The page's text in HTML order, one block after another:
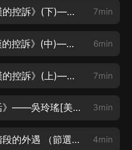
218 《一個單身漢的控訴》(下)——毛姆[英國]【完】 7min
217 《一個單身漢的控訴》(中)——毛姆[英國] 6min
216 《一個單身漢的控訴》(上)——毛姆[英國] 7min
215 《單身漢生活》——吳玲瑤[美國] 3min
214 《不同人生階段的外遇 （節選）》——林谷芳 4min